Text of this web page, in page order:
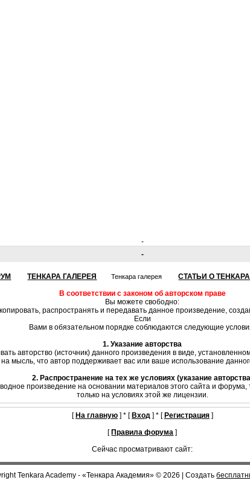
-
-
ТЕНКАРА ГАЛЕРЕЯ Тенкара галерея СТАТЬИ О ТЕНКАРА
В соответствии с законом об авторском праве
Вы можете свободно:
распространять и передавать данное произведение,
Если
Вами в обязательном порядке соблюдаются следующие
1. Указание авторства
авторство (источник) данного произведения в виде,
мысль, что автор поддерживает вас или ваше использование
2. Распространение на тех же условиях (указание
произведение на основании материалов этого сайта и
только на условиях этой же лицензии.
[ На главную] * [ Вход] * [ Регистрация]
[ Правила форума ]
Сейчас просматривают сайт:
Tenkara Academy - «Тенкара Академия» © 2026 |Создать